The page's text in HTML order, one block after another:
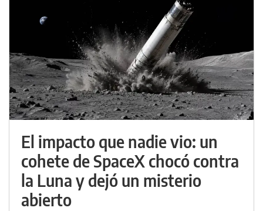
El impacto que nadie vio: un
cohete de SpaceX chocó contra
la Luna y dejó un misterio
abierto